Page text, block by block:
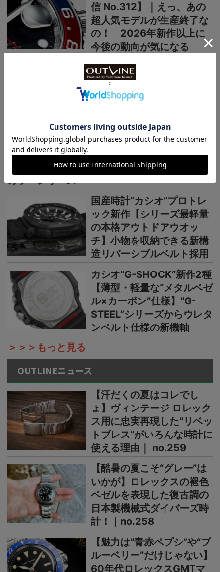
信 No.312】｜えっ、あの
超人気モデルが生産終了な
の！ 2026年新作以上に
今後の動向が気になる
＞＞＞もっと見る
カシオ“G-SHOCK”新作
【“ライトイエローゴールド
×ブラウン”で3機種】黄金
の地平線をテーマにし
た“MASTER OF G”ニュー
カラーシリーズ
国産時計“カシオ”プロトレ
ック新作【シリーズ最軽量
の本格アウトドアウオッ
チ】小物を収納できる新構
造リバーシブルベルト採用
カシオ“G-SHOCK”新作2種
【薄型・軽量な“メタルベゼ
ル×カーボン”仕様】“G-
STEEL”シリーズからウレタ
ンベルト仕様の新機軸
＞＞＞もっと見る
OUTLINEニュース
【汗だくの夏はコレでし
ょ】ヴィンテージ ロレック
ス用に忠実再現した“リベッ
トブレス”がいろんな時計に
使える理由｜ no.259
【酷暑の夏こそ“グレー”は
いかが】ロレックスの褪色
ベゼルを表現した復古調の
日本製機械式ダイバーズ時
計！｜no.258
【魅力は“青赤ペプシ”や“ブ
ルーベリー”だけじゃない】
60年代ロレックスGMTマ